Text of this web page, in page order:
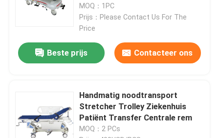
Kwaliteitscontrole
Nieuws
MOQ：1PC
Prijs：Please Contact Us For The
Price
Beste prijs Contacteer ons
Handmatig noodtransport
Stretcher Trolley Ziekenhuis
Patiënt Transfer Centrale rem
MOQ：2 PCs